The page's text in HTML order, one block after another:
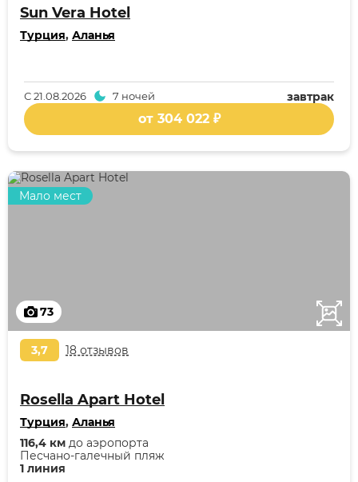
Sun Vera Hotel
Турция, Аланья
завтрак
С21.08.2026 7 ночей
от 304 022 ₽
73
Мало мест
3,7 18 отзывов
Rosella Apart Hotel
Турция, Аланья
1 линия
Песчано-галечный пляж
116,4 км до аэропорта